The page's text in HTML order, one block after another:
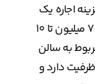
این مطلب یعنی مهرماه ۱۴۰۱ هزینه اجاره یک
سالن همایش ۱۰۰ نفره در یک هتل معمولی از ۷ میلیون تا ۱۰
به سالن
پالاس است که ۲۷۰۰ نفر ظرفیت دارد و